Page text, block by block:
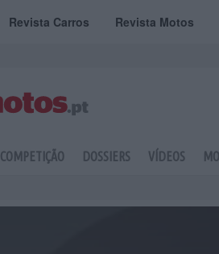
Revista Carros Revista Motos
COMPETIÇÃO DOSSIERS VÍDEOS